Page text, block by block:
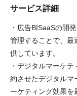
サービス詳細
・広告BISaaSの開
管理することで、最
供しています。
・デジタルマーケ
約させたデジタルマ
ーケティング効果を